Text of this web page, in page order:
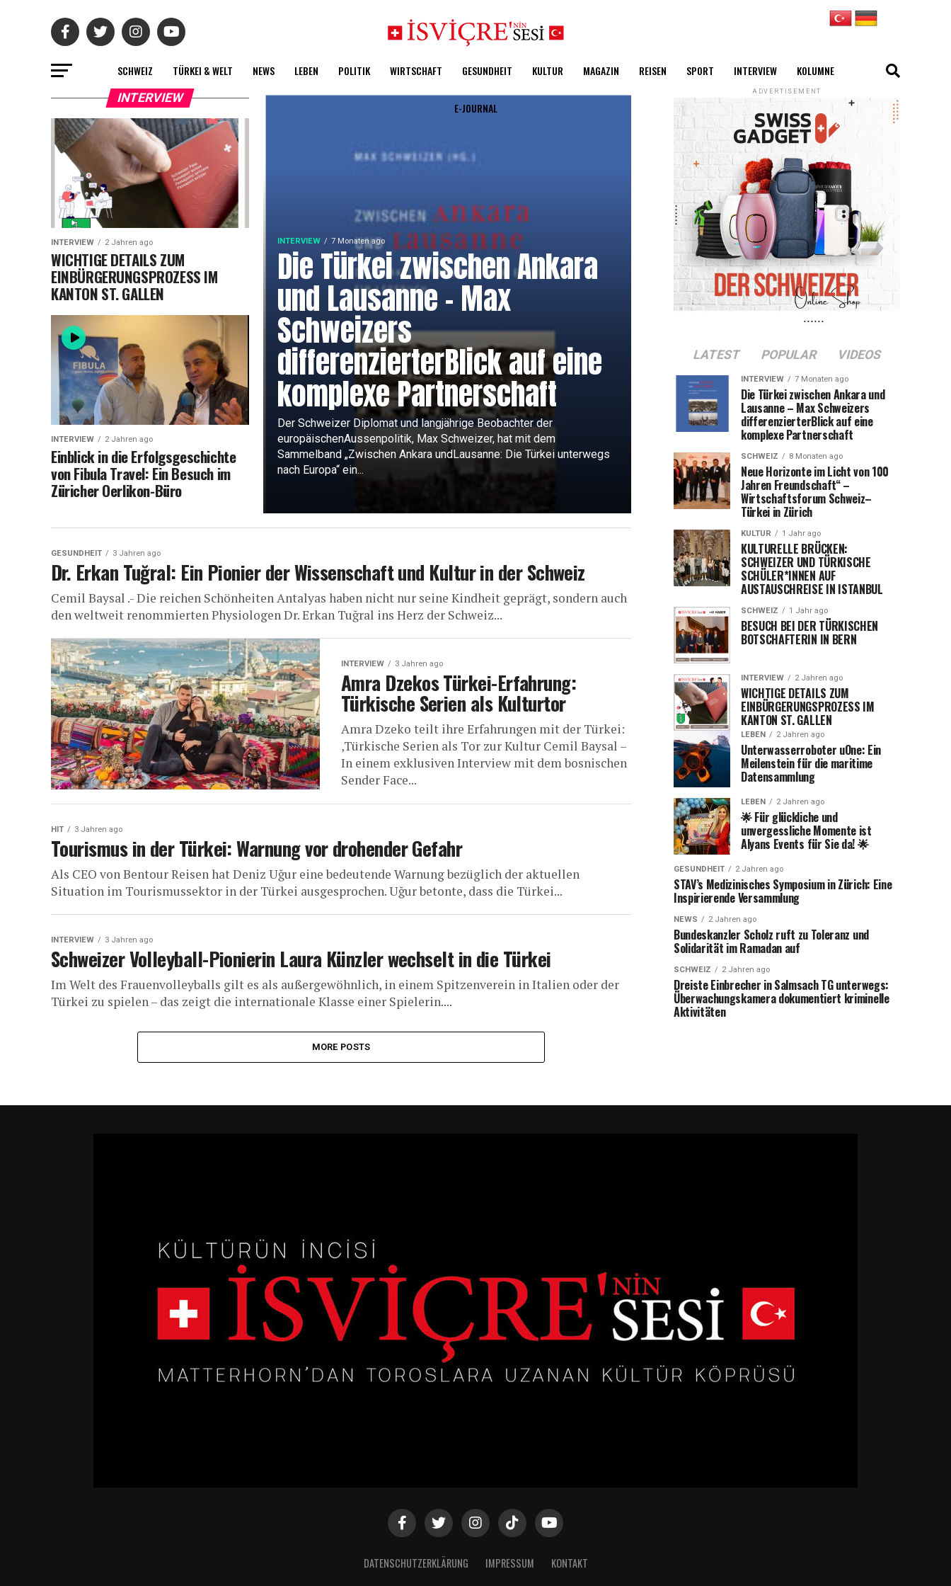
SCHWEIZ TÜRKEI & WELT NEWS LEBEN POLITIK WIRTSCHAFT GESUNDHEIT KULTUR MAGAZIN REISEN SPORT INTERVIEW KOLUMNE
E-JOURNAL
INTERVIEW 7 Monaten ago
Die Türkei zwischen Ankara
und Lausanne – Max
Schweizers
differenzierterBlick auf eine
komplexe Partnerschaft
Der Schweizer Diplomat und langjährige Beobachter der
europäischenAussenpolitik, Max Schweizer, hat mit dem
Sammelband „Zwischen Ankara undLausanne: Die Türkei unterwegs
nach Europa“ ein...
INTERVIEW
INTERVIEW 2 Jahren ago
WICHTIGE DETAILS ZUM
EINBÜRGERUNGSPROZESS IM
KANTON ST. GALLEN
INTERVIEW 2 Jahren ago
Einblick in die Erfolgsgeschichte
von Fibula Travel: Ein Besuch im
Züricher Oerlikon-Büro
GESUNDHEIT 3 Jahren ago
Dr. Erkan Tuğral: Ein Pionier der Wissenschaft und Kultur in der Schweiz
Cemil Baysal .- Die reichen Schönheiten Antalyas haben nicht nur seine Kindheit geprägt, sondern auch
den weltweit renommierten Physiologen Dr. Erkan Tuğral ins Herz der Schweiz...
INTERVIEW 3 Jahren ago
Amra Dzekos Türkei-Erfahrung:
Türkische Serien als Kulturtor
Amra Dzeko teilt ihre Erfahrungen mit der Türkei:
‚Türkische Serien als Tor zur Kultur Cemil Baysal –
In einem exklusiven Interview mit dem bosnischen
Sender Face...
HIT 3 Jahren ago
Tourismus in der Türkei: Warnung vor drohender Gefahr
Als CEO von Bentour Reisen hat Deniz Uğur eine bedeutende Warnung bezüglich der aktuellen
Situation im Tourismussektor in der Türkei ausgesprochen. Uğur betonte, dass die Türkei...
INTERVIEW 3 Jahren ago
Schweizer Volleyball-Pionierin Laura Künzler wechselt in die Türkei
Im Welt des Frauenvolleyballs gilt es als außergewöhnlich, in einem Spitzenverein in Italien oder der
Türkei zu spielen – das zeigt die internationale Klasse einer Spielerin....
MORE POSTS
ADVERTISEMENT
LATEST POPULAR VIDEOS
INTERVIEW 7 Monaten ago
Die Türkei zwischen Ankara und
Lausanne – Max Schweizers
differenzierterBlick auf eine
komplexe Partnerschaft
SCHWEIZ 8 Monaten ago
Neue Horizonte im Licht von 100
Jahren Freundschaft“ –
Wirtschaftsforum Schweiz–
Türkei in Zürich
KULTUR 1 Jahr ago
KULTURELLE BRÜCKEN:
SCHWEIZER UND TÜRKISCHE
SCHÜLER*INNEN AUF
AUSTAUSCHREISE IN ISTANBUL
SCHWEIZ 1 Jahr ago
BESUCH BEI DER TÜRKISCHEN
BOTSCHAFTERIN IN BERN
INTERVIEW 2 Jahren ago
WICHTIGE DETAILS ZUM
EINBÜRGERUNGSPROZESS IM
KANTON ST. GALLEN
LEBEN 2 Jahren ago
Unterwasserroboter uOne: Ein
Meilenstein für die maritime
Datensammlung
LEBEN 2 Jahren ago
🌟 Für glückliche und
unvergessliche Momente ist
Alyans Events für Sie da! 🌟
GESUNDHEIT 2 Jahren ago
STAV’s Medizinisches Symposium in Zürich: Eine
Inspirierende Versammlung
NEWS 2 Jahren ago
Bundeskanzler Scholz ruft zu Toleranz und
Solidarität im Ramadan auf
SCHWEIZ 2 Jahren ago
Dreiste Einbrecher in Salmsach TG unterwegs:
Überwachungskamera dokumentiert kriminelle
Aktivitäten
DATENSCHUTZERKLÄRUNG IMPRESSUM KONTAKT